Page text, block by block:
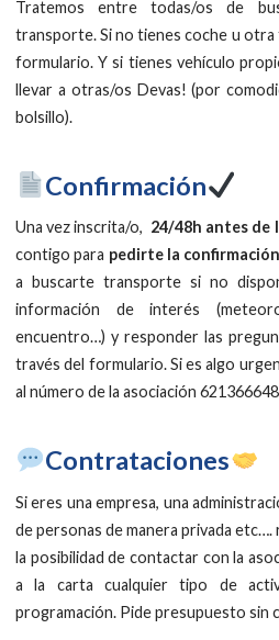
Tratemos entre todas/os de
transporte. Si no tienes coche u otra
formulario. Y si tienes vehículo
llevar a otras/os Devas! (por
bolsillo).
Confirmación
Una vez inscrita/o, 24/48h antes de
contigo para pedirte la
a buscarte transporte si no
información de interés
encuentro…) y responder las
través del formulario. Si es algo
al número de la asociación 621366648
​Contrataciones
Si eres una empresa, una
de personas de manera privada
la posibilidad de contactar con la
a la carta cualquier tipo de
programación. Pide presupuesto sin